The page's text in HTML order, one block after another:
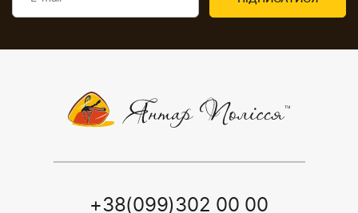
+38(099)302 00 00